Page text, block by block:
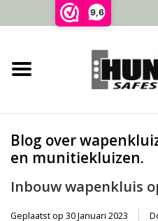
9,6
Home
Gecertificeerd
Niet gecertificeerd
Blog over
en munitiekluizen.
Inbouw wapenkluis
Geplaatst op 30 Januari 2023